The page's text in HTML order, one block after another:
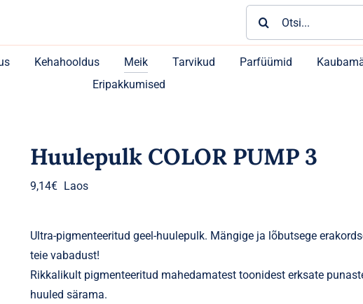
Kehahooldus Meik Tarvikud Parfüümid
Eripakkumised
Huulepulk COLOR PUMP 3
9,14€ Laos
Ultra-pigmenteeritud geel-huulepulk. Mängige ja lõbutsege
teie vabadust!
Rikkalikult pigmenteeritud mahedamatest toonidest erksate
huuled särama.